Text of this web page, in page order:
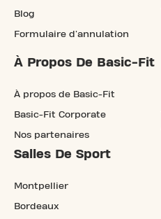
Blog
Formulaire d'annulation
À Propos De Basic-Fit
À propos de Basic-Fit
Basic-Fit Corporate
Nos partenaires
Salles De Sport
Montpellier
Bordeaux